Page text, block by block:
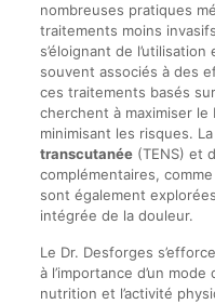
nombreuses pratiques
traitements moins
s’éloignant de
souvent associés à des
ces traitements basés
cherchent à maximiser
minimisant les risques. La
transcutanée(TENS) et
complémentaires,
sont également
intégrée de la douleur.
Le Dr. Desforges
à l’importance d’un
nutrition et l’activité